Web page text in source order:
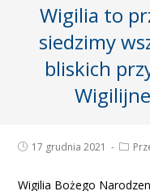
Wigilia to
siedzimy
bliskich
17 grudnia 2021
Wigilia Bożego